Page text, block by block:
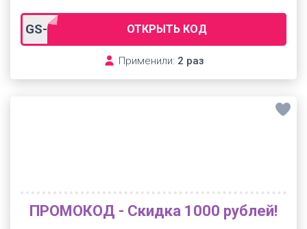
GS-JAM-1000 ОТКРЫТЬ КОД
Применили: 2 раз
ПРОМОКОД - Скидка 1000 рублей!